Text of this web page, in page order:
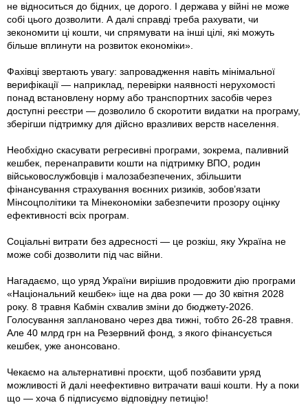
не відноситься до бідних, це дорого. І держава у війні не може
собі цього дозволити. А далі справді треба рахувати, чи
зекономити ці кошти, чи спрямувати на інші цілі, які можуть
більше вплинути на розвиток економіки».
Фахівці звертають увагу: запровадження навіть мінімальної
верифікації — наприклад, перевірки наявності нерухомості
понад встановлену норму або транспортних засобів через
доступні реєстри — дозволило б скоротити видатки на програму,
зберігши підтримку для дійсно вразливих верств населення.
Необхідно скасувати регресивні програми, зокрема, паливний
кешбек, перенаправити кошти на підтримку ВПО, родин
військовослужбовців і малозабезпечених, збільшити
фінансування страхування воєнних ризиків, зобов’язати
Мінсоцполітики та Мінекономіки забезпечити прозору оцінку
ефективності всіх програм.
Соціальні витрати без адресності — це розкіш, яку Україна не
може собі дозволити під час війни.
Нагадаємо, що уряд України вирішив продовжити дію програми
«Національний кешбек» іще на два роки — до 30 квітня 2028
року. 8 травня Кабмін схвалив зміни до бюджету-2026.
Голосування заплановано через два тижні, тобто 26-28 травня.
Але 40 млрд грн на Резервний фонд, з якого фінансується
кешбек, уже анонсовано.
Чекаємо на альтернативні проєкти, щоб позбавити уряд
можливості й далі неефективно витрачати ваші кошти. Ну а поки
що — хоча б підписуємо відповідну петицію!